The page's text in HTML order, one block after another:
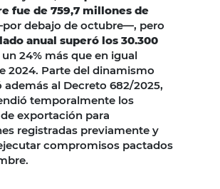
fue de 759,7 millones de
debajo de octubre—, pero
anual superó los 30.300
un 24% más que en igual
2024. Parte del dinamismo
además al Decreto 682/2025,
temporalmente los
exportación para
registradas previamente y
compromisos pactados